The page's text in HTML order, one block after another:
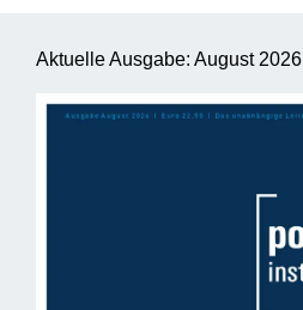
Aktuelle Ausgabe: August 2026